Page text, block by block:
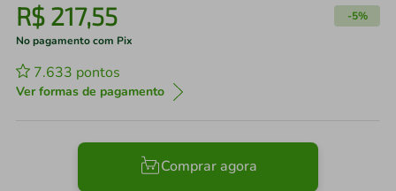
R$ 217,55 -5%
No pagamento com Pix
7.633 pontos
Ver formas de pagamento
Comprar agora